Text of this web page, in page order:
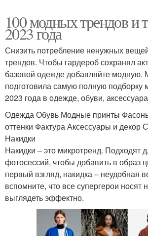
100 модных трендов и
2023 года
Снизить потребление ненужных
трендов. Чтобы гардероб сохранял
базовой одежде добавляйте модную.
подготовила самую полную подборку
2023 года в одежде, обуви,
Одежда Обувь Модные принты
оттенки Фактура Аксессуары и декор
Накидки
Накидки – это микротренд. Подходят
фотосессий, чтобы добавить в образ
первый взгляд, накидка – неудобная
вспомните, что все супергерои носят
выглядеть эффектно.